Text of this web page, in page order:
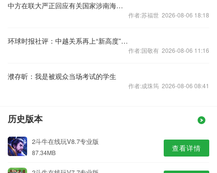
中方在联大严正回应有关国家涉南海问题错误言论
作者:苏福世 2026-08-06 18:18
环球时报社评：中越关系再上“新高度”令人期待
作者:国敬有 2026-08-06 11:16
濮存昕：我是被观众当场考试的学生
作者:成珠筠 2026-08-06 08:41
历史版本
2斗牛在线玩V8.7专业版
87.34MB 查看详情